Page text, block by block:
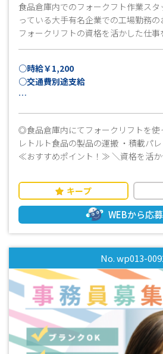
食品倉庫内でのフォークフト作業スタッフ大
っている大手有名企業での工場勤務
フォークリフトの資格を活かした仕事を
く安定して勤務することが可能です♪ 資格はあるけど経験が
応募もお待ちしております♪ 少しでも興味がありましたら、
まずはお気軽にお問い合わせください
○時給￥1,200
○交通費別途支給
◎食品倉庫内にてフォークリフトを使
レトルト食品の製品の運搬 ・積載パ
≪おすすめポイント！≫ ＼資格を活
です♪ ★残業がほとんどないのでプラ
にしたい方にピッタリ♪ ・ブランクのある方でも先輩が丁寧
に教えてくれるので安心してお仕事
活かして働けます ・日勤専門でおす
実務経験がなくてもOK ・週払いOK
キープ
WEBから応
No. wp013-